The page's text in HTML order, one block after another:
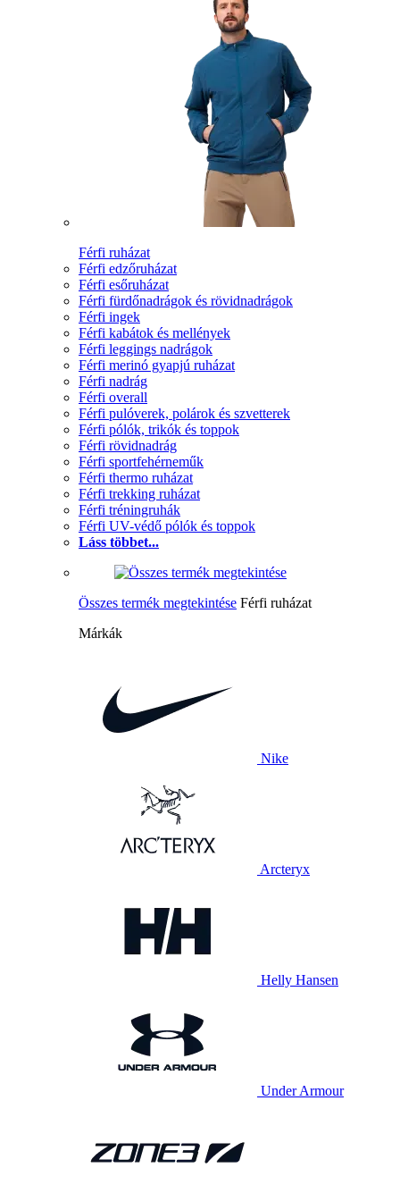
Férfi ruházat
Férfi edzőruházat
Férfi esőruházat
Férfi fürdőnadrágok és rövidnadrágok
Férfi ingek
Férfi kabátok és mellények
Férfi leggings nadrágok
Férfi merinó gyapjú ruházat
Férfi nadrág
Férfi overall
Férfi pulóverek, polárok és szvetterek
Férfi pólók, trikók és toppok
Férfi rövidnadrág
Férfi sportfehérneműk
Férfi thermo ruházat
Férfi trekking ruházat
Férfi tréningruhák
Férfi UV-védő pólók és toppok
Láss többet...
Összes termék megtekintése Férfi ruházat
Márkák
Nike
Arcteryx
Helly Hansen
Under Armour